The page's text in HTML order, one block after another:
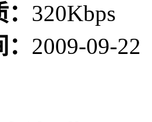
320Kbps
2009-09-22